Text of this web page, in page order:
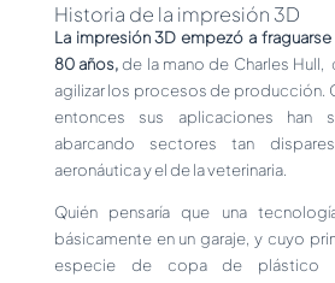
Historia de la impresión 3D
La impresión 3D empezó a
80 años,de la mano de Charles
agilizar los procesos de producción.
entonces sus aplicaciones han
abarcando sectores tan
aeronáutica y el de la veterinaria.
Quién pensaría que una
básicamente en un garaje, y cuyo
especie de copa de plástico